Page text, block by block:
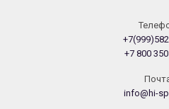
+7 800
info@hi-